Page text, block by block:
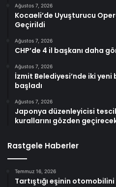
Ağustos 7, 2026
Kocaeli’de Uyuşturucu
Geçirildi
Ağustos 7, 2026
CHP’de 4 il başkanı daha
Ağustos 7, 2026
İzmit Belediyesi’nde iki yeni
başladı
Ağustos 7, 2026
Japonya düzenleyicisi
kurallarını gözden
Rastgele Haberler
Temmuz 16, 2026
Tartıştığı eşinin otomobilini